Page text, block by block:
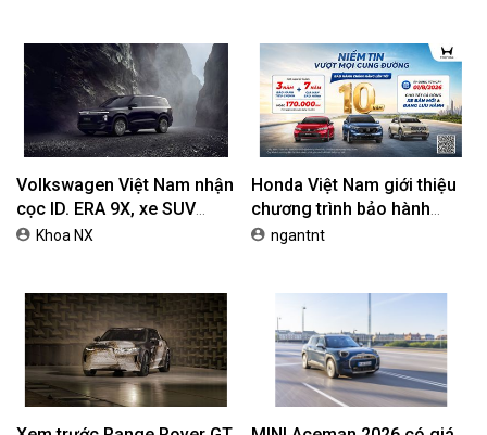
Volkswagen Việt Nam nhận
cọc ID. ERA 9X, xe SUV
EREV dự kiến giá dưới 3 tỷ
Khoa NX
Honda Việt Nam giới thiệu
chương trình bảo hành
chính hãng lên tới 10 năm
ngantnt